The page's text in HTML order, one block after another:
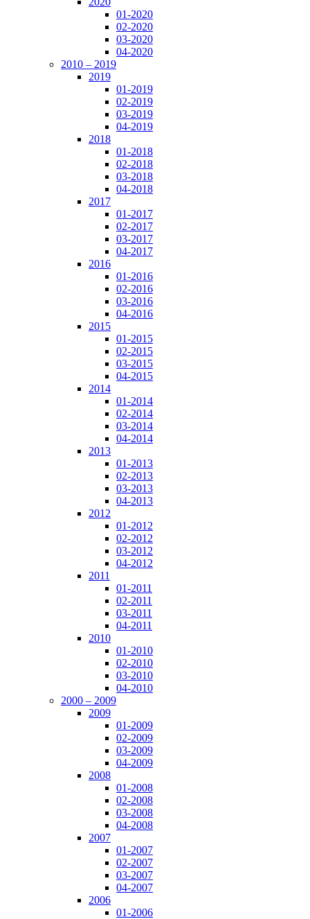
01-2020
02-2020
03-2020
04-2020
2010 – 2019
2019
01-2019
02-2019
03-2019
04-2019
2018
01-2018
02-2018
03-2018
04-2018
2017
01-2017
02-2017
03-2017
04-2017
2016
01-2016
02-2016
03-2016
04-2016
2015
01-2015
02-2015
03-2015
04-2015
2014
01-2014
02-2014
03-2014
04-2014
2013
01-2013
02-2013
03-2013
04-2013
2012
01-2012
02-2012
03-2012
04-2012
2011
01-2011
02-2011
03-2011
04-2011
2010
01-2010
02-2010
03-2010
04-2010
2000 – 2009
2009
01-2009
02-2009
03-2009
04-2009
2008
01-2008
02-2008
03-2008
04-2008
2007
01-2007
02-2007
03-2007
04-2007
2006
01-2006